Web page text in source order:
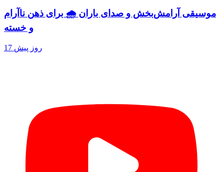
موسیقی آرامش‌بخش و صدای باران 🌧️ برای ذهن ناآرام
و خسته
17 روز پیش